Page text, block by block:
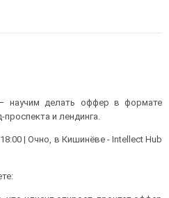
научим делать оффер в формате
и лендинга.
| Очно, в Кишинёве - Intellect Hub